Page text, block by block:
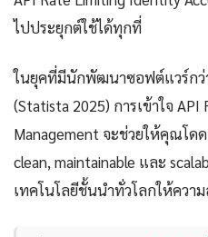
ไปประยุกต์ใช้ได้ทุกที่
ในยุคที่มีนักพัฒนาซอฟต์แวร์กว่
(Statista 2025) การเข้าใจ
Management จะช่วยให้คุณโด
clean, maintainable และ
เทคโนโลยีชั้นนำทั่วโลกให้ควา